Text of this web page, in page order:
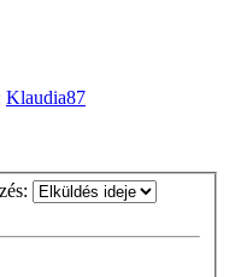
Klaudia87